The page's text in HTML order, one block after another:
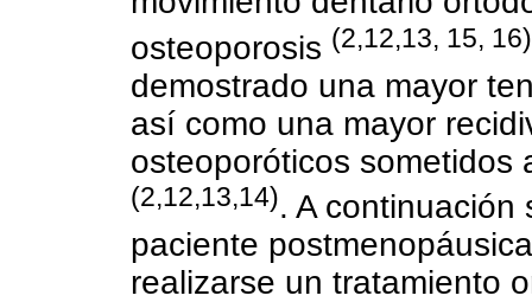
osteoporosis (2,12,13, 15, 16)
demostrado una mayor
así como una mayor
osteoporóticos sometidos
(2,12,13,14). A
paciente
realizarse un tratamiento